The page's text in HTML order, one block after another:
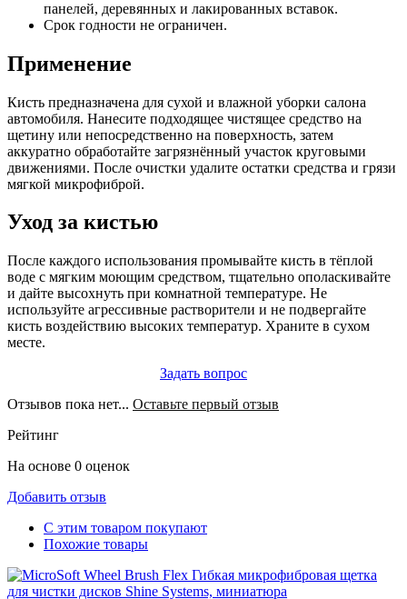
панелей, деревянных и лакированных вставок.
Срок годности не ограничен.
Применение
Кисть предназначена для сухой и влажной уборки салона
автомобиля. Нанесите подходящее чистящее средство на
щетину или непосредственно на поверхность, затем
аккуратно обработайте загрязнённый участок круговыми
движениями. После очистки удалите остатки средства и грязи
мягкой микрофиброй.
Уход за кистью
После каждого использования промывайте кисть в тёплой
воде с мягким моющим средством, тщательно ополаскивайте
и дайте высохнуть при комнатной температуре. Не
используйте агрессивные растворители и не подвергайте
кисть воздействию высоких температур. Храните в сухом
месте.
Задать вопрос
Отзывов пока нет... Оставьте первый отзыв
Рейтинг
На основе 0 оценок
Добавить отзыв
С этим товаром покупают
Похожие товары